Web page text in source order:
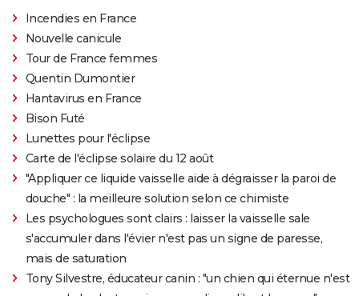
Incendies en France
Nouvelle canicule
Tour de France femmes
Quentin Dumontier
Hantavirus en France
Bison Futé
Lunettes pour l'éclipse
Carte de l'éclipse solaire du 12 août
"Appliquer ce liquide vaisselle aide à dégraisser la paroi de
douche" : la meilleure solution selon ce chimiste
Les psychologues sont clairs : laisser la vaisselle sale
s'accumuler dans l'évier n'est pas un signe de paresse,
mais de saturation
Tony Silvestre, éducateur canin : "un chien qui éternue n'est